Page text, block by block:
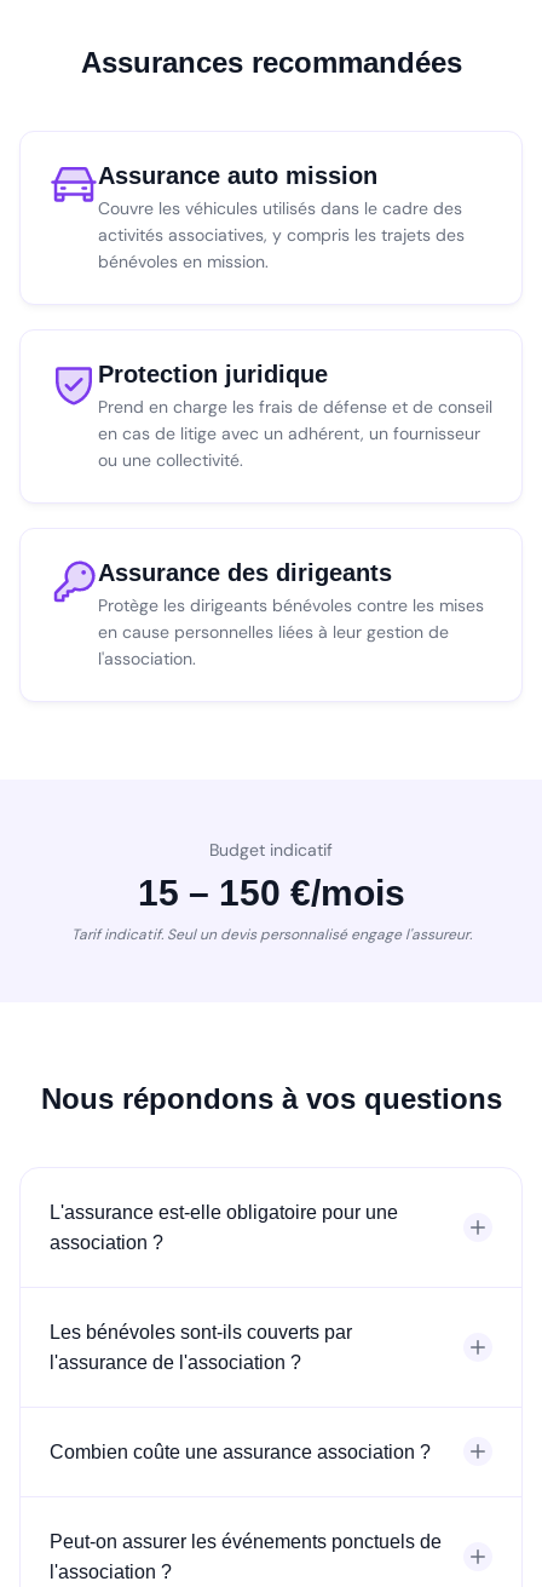
Assurances recommandées
Assurance auto mission
Couvre les véhicules utilisés dans le cadre des
activités associatives, y compris les trajets des
bénévoles en mission.
Protection juridique
Prend en charge les frais de défense et de conseil
en cas de litige avec un adhérent, un fournisseur
ou une collectivité.
Assurance des dirigeants
Protège les dirigeants bénévoles contre les mises
en cause personnelles liées à leur gestion de
l'association.
Budget indicatif
15 – 150 €/mois
Tarif indicatif. Seul un devis personnalisé engage l'assureur.
Nous répondons à vos questions
L'assurance est-elle obligatoire pour une
association ?
Les bénévoles sont-ils couverts par
l'assurance de l'association ?
Combien coûte une assurance association ?
Peut-on assurer les événements ponctuels de
l'association ?